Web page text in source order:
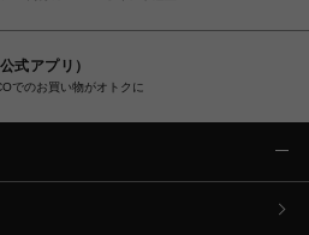
式アプリ）
でのお買い物がオトクに